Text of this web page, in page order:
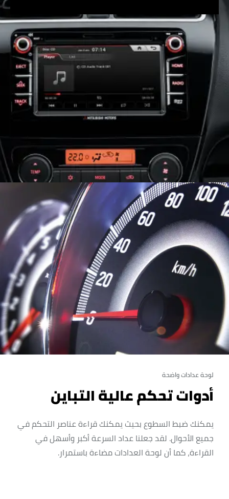
لوحة عدادات واضحة
أدوات تحكم عالية التباين
يمكنك ضبط السطوع بحيث يمكنك قراءة عناصر التحكم في
جميع الأحوال. لقد جعلنا عداد السرعة أكبر وأسهل في
القراءة، كما أن لوحة العدادات مضاءة باستمرار.